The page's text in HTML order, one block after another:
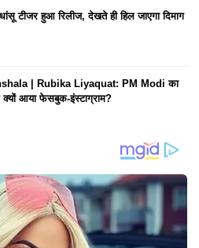
टीजर हुआ रिलीज, देखते ही हिल जाएगा दिमाग
| Rubika Liyaquat: PM Modi का
एक्शन...घुटनों पर क्यों आया फेसबुक-इंस्टाग्राम?